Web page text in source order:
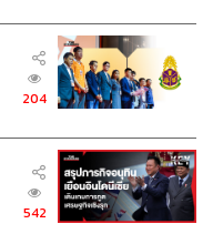
204
542